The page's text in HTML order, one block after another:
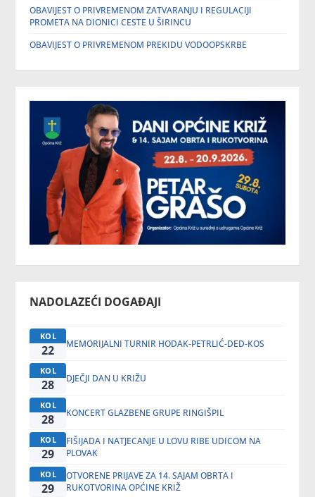
OBAVIJEST O PRIVREMENOM ZATVARANJU I REGULACIJI
PROMETA NA DIONICI CESTE U ŠIRINCU
OBAVIJEST O PRIVREMENOM PREKIDU VODOOPSKRBE
NADOLAZEĆI DOGAĐAJI
KOL
22 MEMORIJALNI TURNIR HODAK-PETRLIĆ-DED-KOS
KOL
28 DJEČJI DAN U KRIŽU
KOL
28 KONCERT GLAZBENE GRUPE RINGIŠPIL
KOL
29
FIŠIJADA I NATJECANJE U LOVU RIBE UDICOM NA
PLOVAK
KOL
29
OTVORENE PRIJAVE ZA 14. SAJAM OBRTA I
RUKOTVORINA OPĆINE KRIŽ